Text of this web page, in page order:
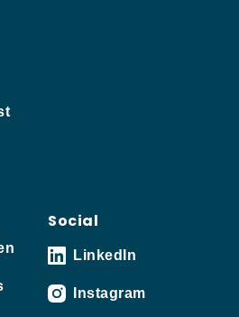
Social
LinkedIn
Instagram